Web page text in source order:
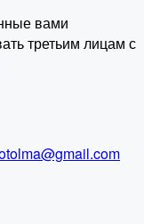
вами
третьим лицам с